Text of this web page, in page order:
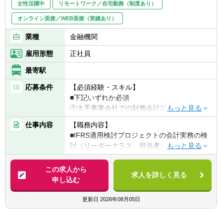
女性活躍中 リモートワーク／在宅勤務（制度あり）
オンライン面接／WEB面接（実績あり）
業種 金融機関
雇用形態 正社員
最寄駅
応募条件
【必須経験・スキル】
■下記いずれか必須
①大手事業会社での財務会計業務、もしくは
会計関連システム（含むERP）の開発・導
入、あるいはIFRS適用（移行）業務の経験
②監査法人・コンサルティング会社・ITベン
ダー等において、上記①記載内容における顧
客企業へのサービス提供などの経験
【歓迎経験・スキル】
■金融機関（特に銀行）での業務経験ある方
～銀行業の会計・システムは、一般的企業に
仕事内容
【職務内容】
■IFRS適用検討プロジェクトの会計実務の検
討（リーダークラス、担当者）
・IFRS適用後の会計・開示方針や業務フロ
ー、要件定義書などの成果物作成/関係部署と
の検討や協議、ワーキンググループ運営含め
たPJマネジメント
【キャリアイメージ】
この求人から
申し込む
求人を詳しく見る
更新日 2026年08月05日